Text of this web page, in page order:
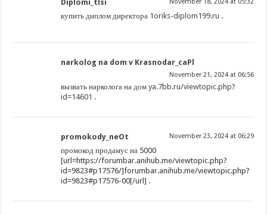
Diplomi_tlsi
купить диплом директора 1oriks-diplom199.ru .
narkolog na dom v Krasnodar_caPl
November 21, 2024 at 06:56
вызвать нарколога на домya.7bb.ru/viewtopic.php?
id=14601 .
promokody_neOt November 23, 2024 at 06:29
промокод продамус на 5000
[url=https://forumbar.anihub.me/viewtopic.php?
id=9823#p17576/]forumbar.anihub.me/viewtopic.php?
id=9823#p17576-00[/url] .